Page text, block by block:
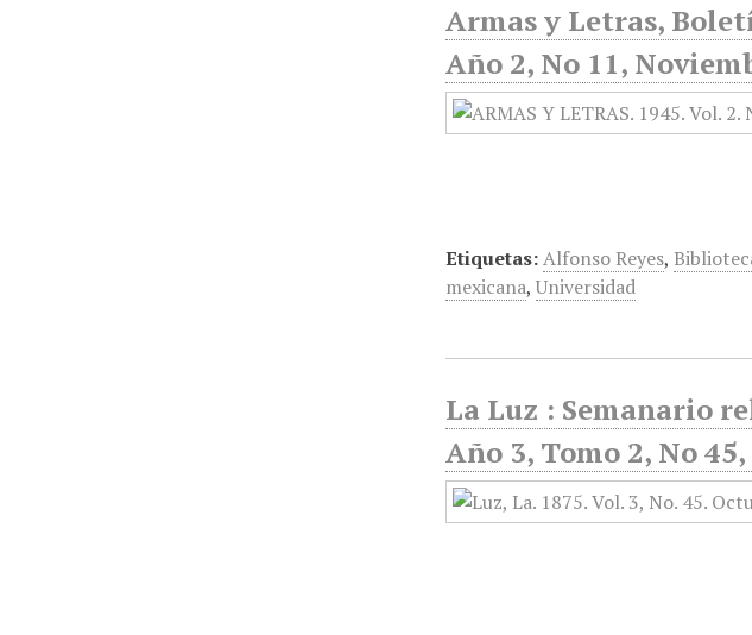
Armas y Letras,
Año 2, No 11,
Etiquetas:Alfonso Reyes,
mexicana,Universidad
La Luz : Semanario
Año 3, Tomo 2, No